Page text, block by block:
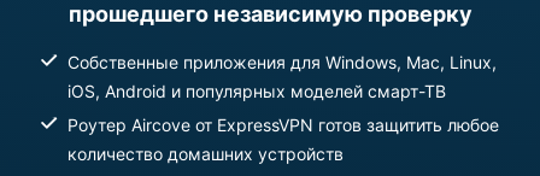
прошедшего независимую проверку
Собственные приложения для Windows, Mac, Linux,
iOS, Android и популярных моделей смарт-ТВ
Роутер Aircove от ExpressVPN готов защитить любое
количество домашних устройств